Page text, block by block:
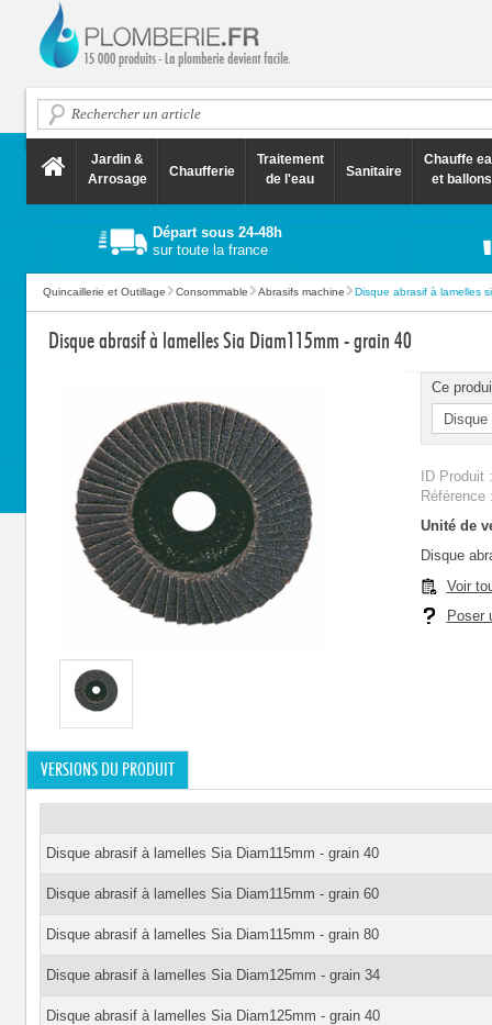
Jardin &
Arrosage
Chaufferie
Traitement
de l'eau
Sanitaire
Chauffe
et ballons
Départ sous 24-48h
sur toute la france
Quincaillerie et Outillage Consommable Abrasifs machine Disque abrasif à lamelles
Disque abrasif à lamelles Sia Diam115mm - grain 40
Ce
ID Produit
Unité de
Disque
Voir
Poser
VERSIONS DU PRODUIT
Disque abrasif à lamelles Sia Diam115mm - grain 40
Disque abrasif à lamelles Sia Diam115mm - grain 60
Disque abrasif à lamelles Sia Diam115mm - grain 80
Disque abrasif à lamelles Sia Diam125mm - grain 34
Disque abrasif à lamelles Sia Diam125mm - grain 40